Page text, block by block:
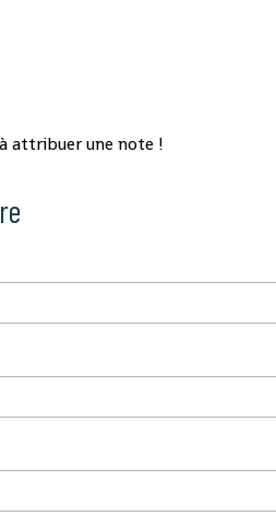
attribuer une note !